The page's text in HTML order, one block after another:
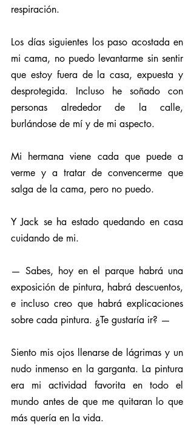
respiración.
Los días siguientes los paso acostada en
mi cama, no puedo levantarme sin sentir
que estoy fuera de la casa, expuesta y
desprotegida. Incluso he soñado con
personas alrededor de la calle,
burlándose de mí y de mi aspecto.
Mi hermana viene cada que puede a
verme y a tratar de convencerme que
salga de la cama, pero no puedo.
Y Jack se ha estado quedando en casa
cuidando de mi.
— Sabes, hoy en el parque habrá una
exposición de pintura, habrá descuentos,
e incluso creo que habrá explicaciones
sobre cada pintura. ¿Te gustaría ir? —
Siento mis ojos llenarse de lágrimas y un
nudo inmenso en la garganta. La pintura
era mi actividad favorita en todo el
mundo antes de que me quitaran lo que
más quería en la vida.